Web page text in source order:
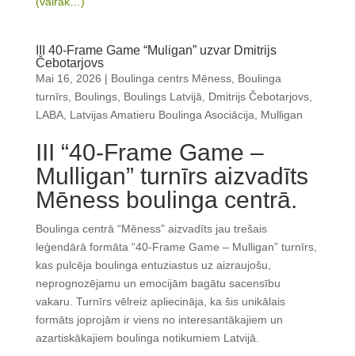
III 40-Frame Game “Muligan” uzvar Dmitrijs
Čebotarjovs
Mai 16, 2026 | Boulinga centrs Mēness, Boulinga
turnīrs, Boulings, Boulings Latvijā Dmitrijs Čebotarjovs,
LABA, Latvijas Amatieru Boulinga Asociācija Mulligan
III “40-Frame Game –
Mulligan” turnīrs aizvadīts
Mēness boulinga centrā.
Boulinga centrā “Mēness” aizvadīts jau trešais
leģendārā formāta “40-Frame Game – Mulligan” turnīrs,
kas pulcēja boulinga entuziastus uz aizraujošu,
neprognozējamu un emocijām bagātu sacensību
vakaru. Turnīrs vēlreiz apliecināja, ka šis unikālais
formāts joprojām ir viens no interesantākajiem un
azartiskākajiem boulinga notikumiem Latvijā.